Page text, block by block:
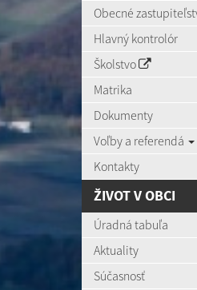
Obecné
Hlavný kontrolór
Školstvo
Matrika
Dokumenty
Voľby a referendá
Kontakty
ŽIVOT V OBCI
Úradná tabuľa
Aktuality
Súčasnosť